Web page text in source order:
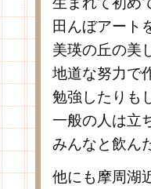
田んぼアート
美瑛の丘の美
地道な努力で
勉強したりも
一般の人は立
みんなと飲ん
他にも摩周湖